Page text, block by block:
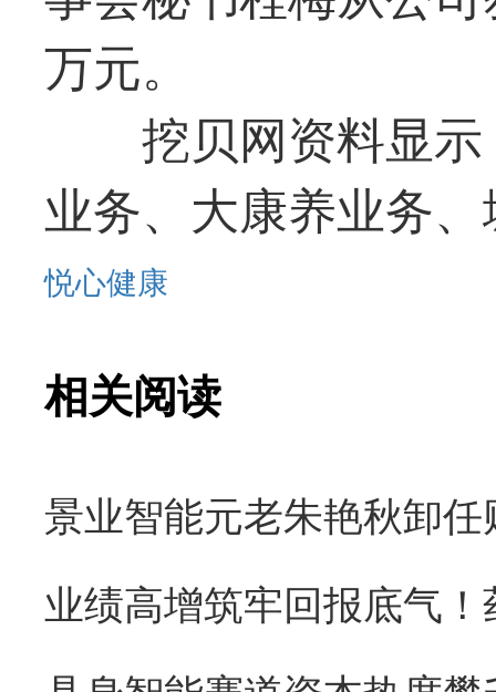
万元。
挖贝网资料显
业务、大康养业务
悦心健康
相关阅读